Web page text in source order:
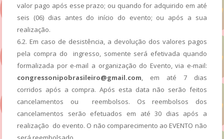
valor pago após esse prazo; ou quando for adquirido em até
seis (06) dias antes do início do evento; ou após a sua
realização.
6.2. Em caso de desistência, a devolução dos valores pagos
pela compra do ingresso, somente será efetivada quando
formalizada por e-mail a organização do Evento, via e-mail:
congressonipobrasileiro@gmail.com, em até 7 dias
corridos após a compra. Após esta data não serão feitos
cancelamentos ou reembolsos. Os reembolsos dos
cancelamentos serão efetuados em até 30 dias após a
realização do evento. O não comparecimento ao EVENTO não